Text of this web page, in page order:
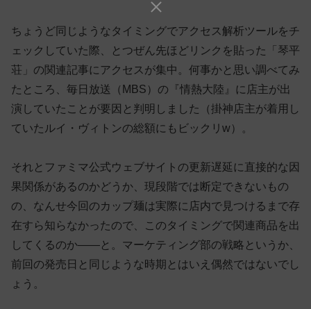
ちょうど同じようなタイミングでアクセス解析ツールをチ
ェックしていた際、とつぜん先ほどリンクを貼った「琴平
荘」の関連記事にアクセスが集中。何事かと思い調べてみ
たところ、毎日放送（MBS）の『情熱大陸』に店主が出
演していたことが要因と判明しました（掛神店主が着用し
ていたルイ・ヴィトンの総額にもビックリw）。
それとファミマ公式ウェブサイトの更新遅延に直接的な因
果関係があるのかどうか、現段階では断定できないもの
の、なんせ今回のカップ麺は実際に店内で見つけるまで存
在すら知らなかったので、このタイミングで関連商品を出
してくるのか——と。マーケティング部の戦略というか、
前回の発売日と同じような時期とはいえ偶然ではないでし
ょう。